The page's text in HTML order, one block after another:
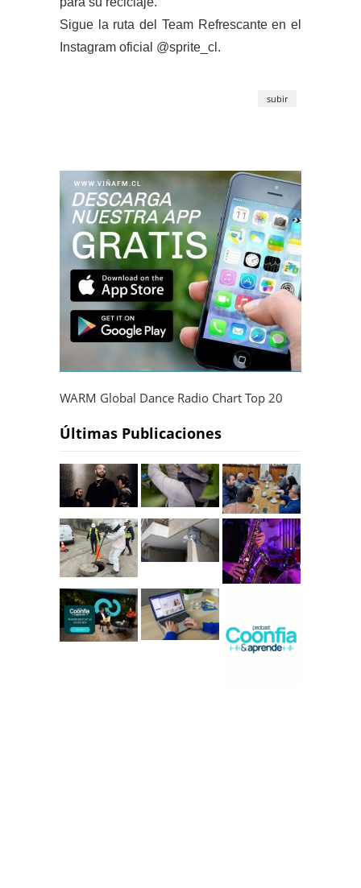
Sigue la ruta del Team Refrescante en el
Instagram oficial @sprite_cl.
subir
WARM Global Dance Radio Chart Top 20
Últimas Publicaciones